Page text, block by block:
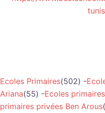
Ecoles Primaires(502) -
Ariana(55) -Ecoles
primaires privées Ben Arous